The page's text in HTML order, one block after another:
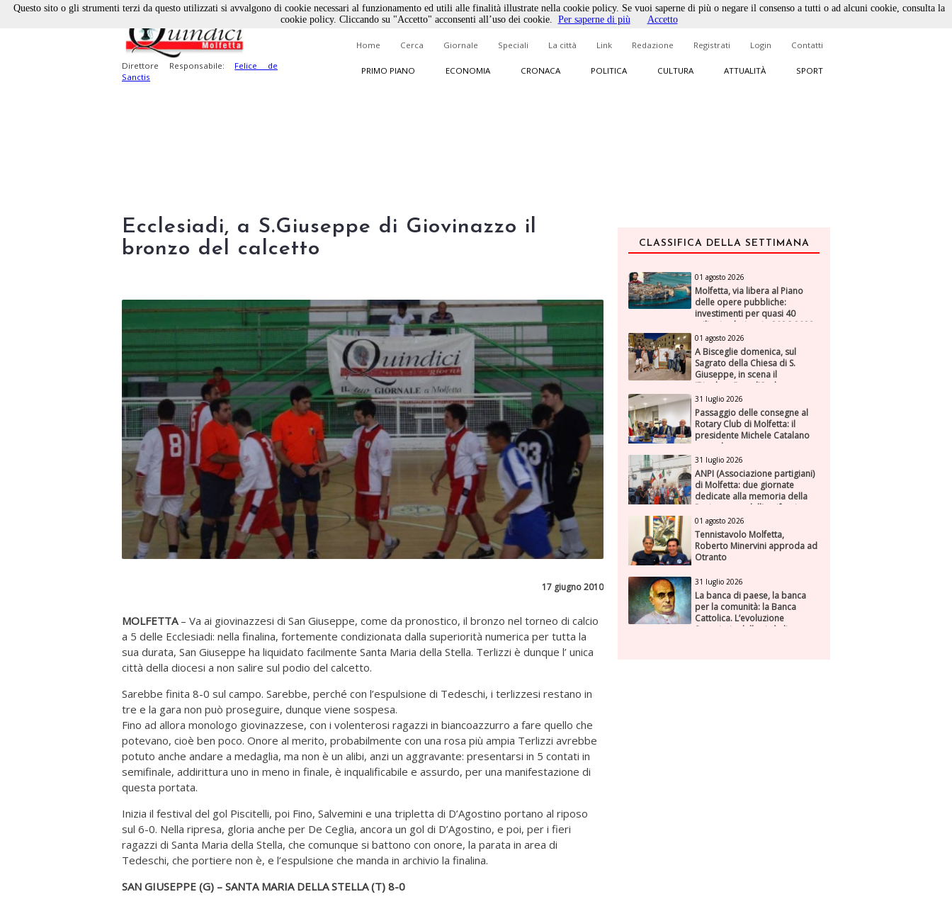
Direttore Responsabile: Felice de
Sanctis
Home Cerca Giornale Speciali La città Link Redazione Registrati Login Contatti
PRIMO PIANO ECONOMIA CRONACA POLITICA CULTURA ATTUALITÀ SPORT
Ecclesiadi, a S.Giuseppe di Giovinazzo il
bronzo del calcetto
17 giugno 2010
MOLFETTA – Va ai giovinazzesi di San Giuseppe, come da pronostico, il bronzo nel torneo di calcio
a 5 delle Ecclesiadi: nella finalina, fortemente condizionata dalla superiorità numerica per tutta la
sua durata, San Giuseppe ha liquidato facilmente Santa Maria della Stella. Terlizzi è dunque l’ unica
città della diocesi a non salire sul podio del calcetto.
Sarebbe finita 8-0 sul campo. Sarebbe, perché con l’espulsione di Tedeschi, i terlizzesi restano in
tre e la gara non può proseguire, dunque viene sospesa.
Fino ad allora monologo giovinazzese, con i volenterosi ragazzi in biancoazzurro a fare quello che
potevano, cioè ben poco. Onore al merito, probabilmente con una rosa più ampia Terlizzi avrebbe
potuto anche andare a medaglia, ma non è un alibi, anzi un aggravante: presentarsi in 5 contati in
semifinale, addirittura uno in meno in finale, è inqualificabile e assurdo, per una manifestazione di
questa portata.
Inizia il festival del gol Piscitelli, poi Fino, Salvemini e una tripletta di D’Agostino portano al riposo
sul 6-0. Nella ripresa, gloria anche per De Ceglia, ancora un gol di D’Agostino, e poi, per i fieri
ragazzi di Santa Maria della Stella, che comunque si battono con onore, la parata in area di
Tedeschi, che portiere non è, e l’espulsione che manda in archivio la finalina.
SAN GIUSEPPE (G) – SANTA MARIA DELLA STELLA (T) 8-0
CLASSIFICA DELLA SETTIMANA
01 agosto 2026
Molfetta, via libera al Piano
delle opere pubbliche:
investimenti per quasi 40
milioni nel triennio 2026-2028
01 agosto 2026
A Bisceglie domenica, sul
Sagrato della Chiesa di S.
Giuseppe, in scena il
“Rigoletto” con l’Orchestra
Sinfonica Federiciana
31 luglio 2026
Passaggio delle consegne al
Rotary Club di Molfetta: il
presidente Michele Catalano
succede a se stesso
31 luglio 2026
ANPI (Associazione partigiani)
di Molfetta: due giornate
dedicate alla memoria della
Resistenza e dell'antifascismo
01 agosto 2026
Tennistavolo Molfetta,
Roberto Minervini approda ad
Otranto
31 luglio 2026
La banca di paese, la banca
per la comunità: la Banca
Cattolica. L’evoluzione
finanziaria della città di
Questo sito o gli strumenti terzi da questo utilizzati si avvalgono di cookie necessari al funzionamento ed utili alle finalità illustrate nella cookie policy. Se vuoi saperne di più o negare il consenso a tutti o ad alcuni cookie, consulta la
cookie policy. Cliccando su "Accetto" acconsenti all’uso dei cookie. Per saperne di più Accetto